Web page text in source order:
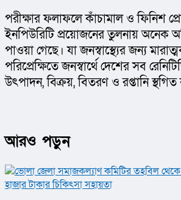
পরীক্ষার ফলাফলে কাঁচামাল ও ফিনিশ
ইনপিউরিটি প্রয়োজনের তুলনায় অনেক
পাওয়া গেছে। যা জনস্বাস্থ্যের জন্য
পরিপ্রেক্ষিতে জনস্বার্থে দেশের সব
উৎপাদন, বিক্রয়, বিতরণ ও রপ্তানি
আরও পড়ুন